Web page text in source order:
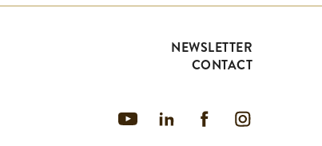
NEWSLETTER
CONTACT